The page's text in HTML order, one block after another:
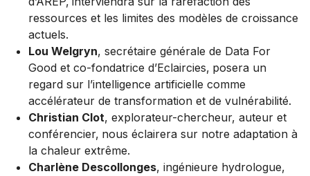
ressources et les limites des modèles de croissance
actuels.
Lou Welgryn, secrétaire générale de Data For
Good et co-fondatrice d’Eclaircies, posera un
regard sur l’intelligence artificielle comme
accélérateur de transformation et de vulnérabilité.
Christian Clot, explorateur-chercheur, auteur et
conférencier, nous éclairera sur notre adaptation à
la chaleur extrême.
Charlène Descollonges, ingénieure hydrologue,